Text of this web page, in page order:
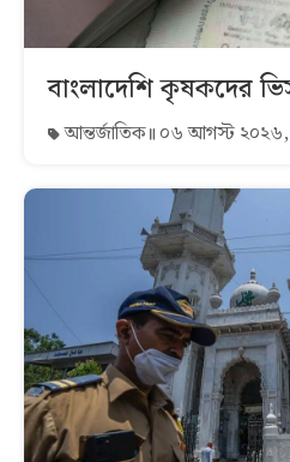
বাংলাদেশি কৃষকদের
আন্তর্জাতিক ০৬ আগস্ট